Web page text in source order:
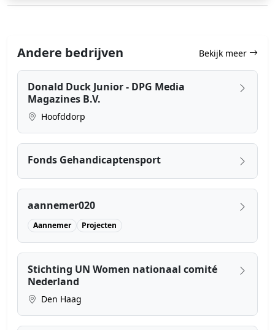
Andere bedrijven Bekijk meer
Donald Duck Junior - DPG Media
Magazines B.V.
Hoofddorp
Fonds Gehandicaptensport
aannemer020
Aannemer Projecten
Stichting UN Women nationaal comité
Nederland
Den Haag